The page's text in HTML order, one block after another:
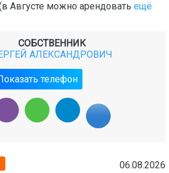
Августе можно арендовать ещё
СОБСТВЕННИК
АЛЕКСАНДРОВИЧ
телефон
06.08.2026